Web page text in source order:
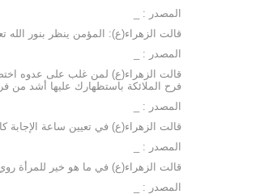
المصدر : _
قالت الزهراء(ع): المؤمن ينظر بنور الله
المصدر : _
قالت الزهراء(ع) لمن غلب على عدوه
فرح الملائكة باستظهارك عليها أشد من
المصدر : _
قالت الزهراء(ع) في تعيين ساعة
المصدر : _
قالت الزهراء(ع) في ما هو خير للمرأة
المصدر : _